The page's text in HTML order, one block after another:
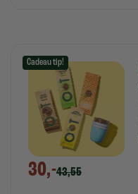
Cadeau tip!
30,-43,55